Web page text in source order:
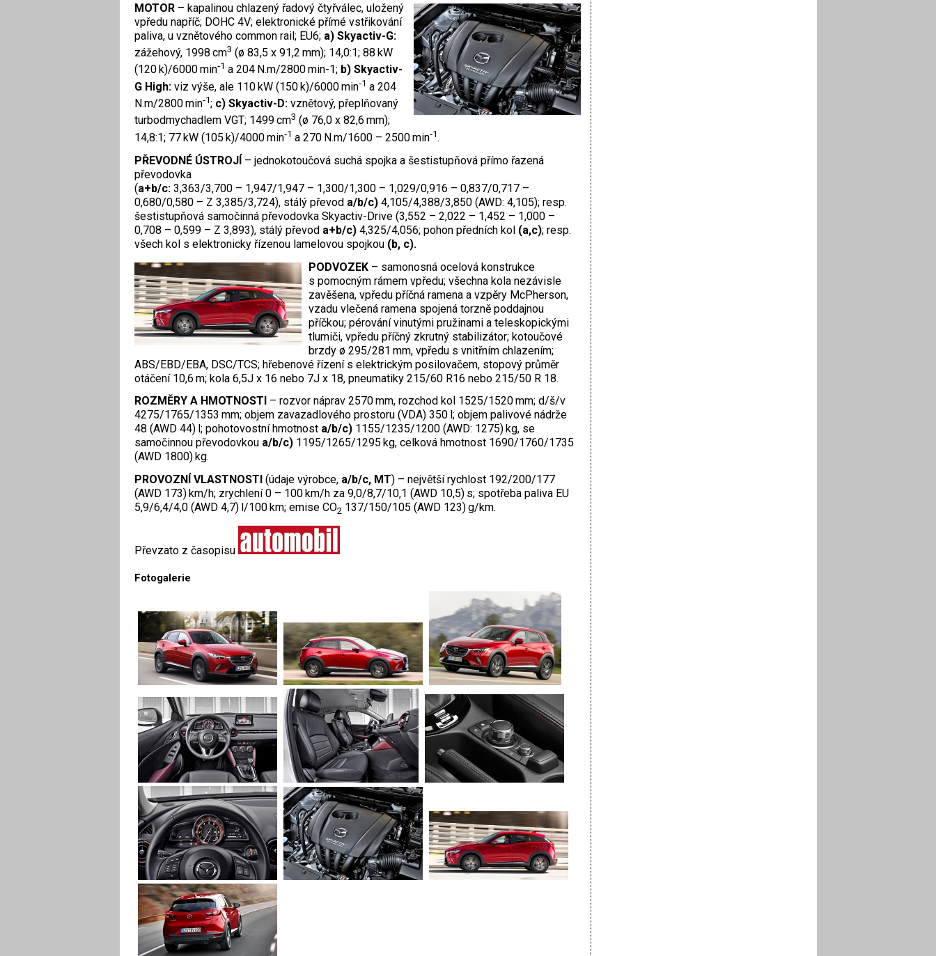
MOTOR– kapalinou chlazený řadový čtyřválec, uložený
vpředu napříč; DOHC 4V; elektronické přímé vstřikování
paliva, u vznětového common rail; EU6; a) Skyactiv-G:
zážehový, 1998 cm3 (ø 83,5 x 91,2 mm); 14,0:1; 88 kW
(120 k)/6000 min‑1 a 204 N.m/2800 min-1; b) Skyactiv-
G High:viz výše, ale 110 kW (150 k)/6000 min‑1 a 204
N.m/2800 min‑1; c) Skyactiv-D:vznětový, přeplňovaný
turbodmychadlem VGT; 1499 cm3 (ø 76,0 x 82,6 mm);
14,8:1; 77 kW (105 k)/4000 min‑1 a 270 N.m/1600 – 2500 min‑1.
PŘEVODNÉ ÚSTROJÍ– jednokotoučová suchá spojka a šestistupňová přímo řazená
převodovka
(a+b/c:3,363/3,700 – 1,947/1,947 – 1,300/1,300 – 1,029/0,916 – 0,837/0,717 –
0,680/0,580 – Z 3,385/3,724), stálý převod a/b/c)4,105/4,388/3,850 (AWD: 4,105); resp.
šestistupňová samočinná převodovka Skyactiv-Drive (3,552 – 2,022 – 1,452 – 1,000 –
0,708 – 0,599 – Z 3,893), stálý převod a+b/c)4,325/4,056; pohon předních kol (a,c); resp.
všech kol s elektronicky řízenou lamelovou spojkou (b, c).
PODVOZEK – samonosná ocelová konstrukce
s pomocným rámem vpředu; všechna kola nezávisle
zavěšena, vpředu příčná ramena a vzpěry McPherson,
vzadu vlečená ramena spojená torzně poddajnou
příčkou; pérování vinutými pružinami a teleskopickými
tlumiči, vpředu příčný zkrutný stabilizátor; kotoučové
brzdy ø 295/281 mm, vpředu s vnitřním chlazením;
ABS/EBD/EBA, DSC/TCS; hřebenové řízení s elektrickým posilovačem, stopový průměr
otáčení 10,6 m; kola 6,5J x 16 nebo 7J x 18, pneumatiky 215/60 R16 nebo 215/50 R 18.
ROZMĚRY A HMOTNOSTI – rozvor náprav 2570 mm, rozchod kol 1525/1520 mm; d/š/v
4275/1765/1353 mm; objem zavazadlového prostoru (VDA) 350 l; objem palivové nádrže
48 (AWD 44) l; pohotovostní hmotnost a/b/c)1155/1235/1200 (AWD: 1275) kg, se
samočinnou převodovkou a/b/c)1195/1265/1295 kg, celková hmotnost 1690/1760/1735
(AWD 1800) kg.
PROVOZNÍ VLASTNOSTI(údaje výrobce, a/b/c, MT) – největší rychlost 192/200/177
(AWD 173) km/h; zrychlení 0 – 100 km/h za 9,0/8,7/10,1 (AWD 10,5) s; spotřeba paliva EU
5,9/6,4/4,0 (AWD 4,7) l/100 km; emise CO2 137/150/105 (AWD 123) g/km.
Převzato z časopisu
Fotogalerie